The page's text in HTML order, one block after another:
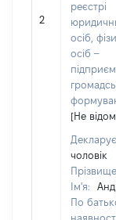
2
реєстрі
осіб,
осіб –
[Не
чоловік
Ім'я:
По